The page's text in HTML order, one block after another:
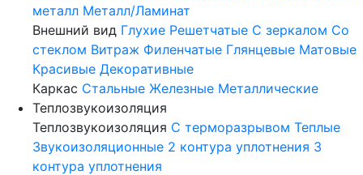
металл Металл/Ламинат
Внешний вид Глухие Решетчатые С зеркалом Со
стеклом Витраж Филенчатые Глянцевые Матовые
Красивые Декоративные
Каркас Стальные Железные Металлические
Теплозвукоизоляция
Теплозвукоизоляция С терморазрывом Теплые
Звукоизоляционные 2 контура уплотнения 3
контура уплотнения